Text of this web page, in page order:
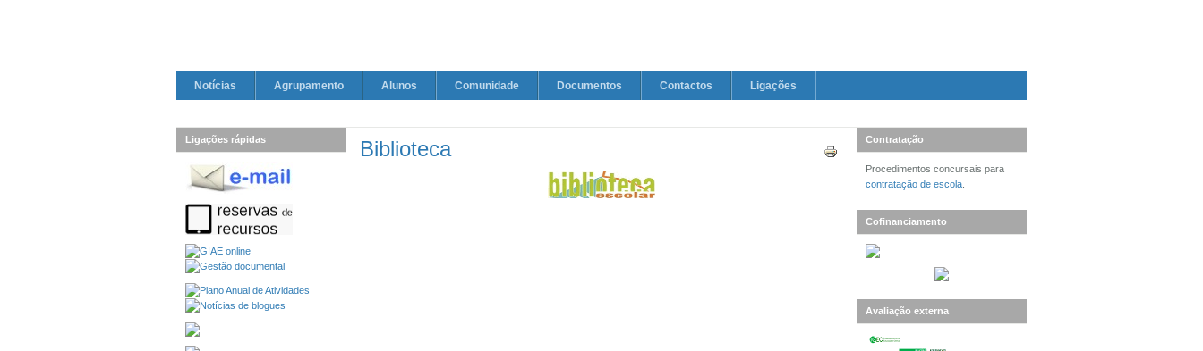
Notícias Agrupamento Alunos Comunidade Documentos Contactos Ligações
Biblioteca Contratação
Procedimentos concursais para
contratação de escola
Cofinanciamento
Avaliação externa
Ligações rápidas